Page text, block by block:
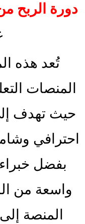
دورة الربح
تُعد هذه
المنصات
حيث تهدف
احترافي
بفضل
واسعة من
المنصة